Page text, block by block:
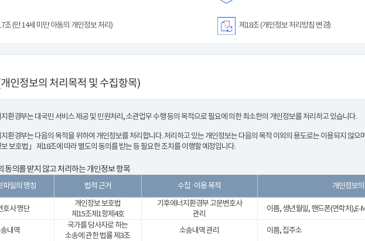
조 (만 14세 미만 아동의 개인정보 처리) 제18조 (개인정보 처리방침 변경)
인정보의 처리목적 및 수집항목)
환경부는 대국민 서비스 제공 및 민원처리, 소관업무 수행 등의 목적으로 필요에 의한 최소한의 개인정보를 처리하고 있습니다.
환경부는 다음의 목적을 위하여 개인정보를 처리합니다. 처리하고 있는 개인정보는 다음의 목적 이외의 용도로는 이용되지 않으
보호법」 제18조에 따라 별도의 동의를 받는 등 필요한 조치를 이행할 예정입니다.
의를 받지 않고 처리하는 개인정보 항목
파일의 명칭 법적 근거 수집·이용 목적 개인정보
호사 명단
개인정보 보호법
제15조제1항제4호
기후에너지환경부 고문변호사
관리
이름, 생년월일, 핸드폰(연락처),E-
내역
국가를 당사자로 하는
소송에 관한 법률 제3조
소송내역 관리
이름, 집주소